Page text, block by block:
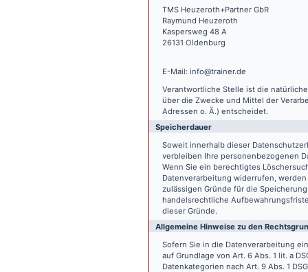
TMS Heuzeroth+Partner GbR
Raymund Heuzeroth
Kaspersweg 48 A
26131 Oldenburg
E-Mail: info@trainer.de
Verantwortliche Stelle ist die
über die Zwecke und Mittel der
Adressen o. Ä.) entscheidet.
Speicherdauer
Soweit innerhalb dieser
verbleiben Ihre personenbezogenen
Wenn Sie ein berechtigtes
Datenverarbeitung widerrufen,
zulässigen Gründe für die
handelsrechtliche
dieser Gründe.
Allgemeine Hinweise zu den
Sofern Sie in die Datenverarbeitung
auf Grundlage von Art. 6 Abs. 1 lit. a
Datenkategorien nach Art. 9 Abs. 1